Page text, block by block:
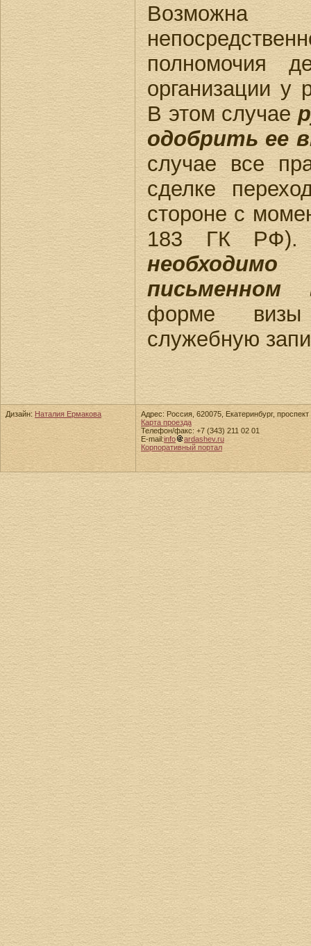
Возможна
полномочия
организации у
В этом случае
одобрить ее
случае все
сделке
стороне с
183 ГК
письменном
форме визы
служебную
Дизайн: Наталия Ермакова
Адрес: Россия, 620075, Екатеринбург,
Карта проезда
Телефон/факс: +7 (343) 211 02 01
E-mail:info
ardashev.ru
Корпоративный портал